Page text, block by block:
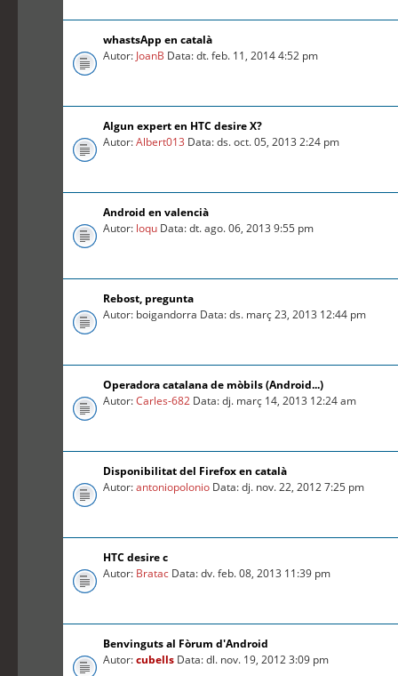
whastsApp en català
Autor: JoanB Data: dt. feb. 11, 2014 4:52 pm
Algun expert en HTC desire X?
Autor:Albert013 Data: ds. oct. 05, 2013 2:24 pm
Android en valencià
Autor: loqu Data: dt. ago. 06, 2013 9:55 pm
Rebost, pregunta
Autor: boigandorra Data: ds. març 23, 2013 12:44 pm
Operadora catalana de mòbils (Android...)
Autor:Carles-682 Data: dj. març 14, 2013 12:24 am
Disponibilitat del Firefox en català
Autor:antoniopolonio Data: dj. nov. 22, 2012 7:25 pm
HTC desire c
Autor: Bratac Data: dv. feb. 08, 2013 11:39 pm
Benvinguts al Fòrum d'Android
Autor:cubells Data: dl. nov. 19, 2012 3:09 pm